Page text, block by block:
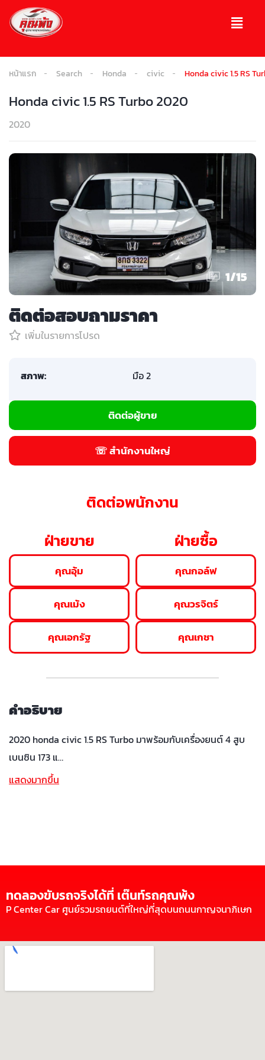
หน้าแรก Search Honda civic Honda civic 1.5 RS
Honda civic 1.5 RS Turbo 2020
2020
1/15
ติดต่อสอบถามราคา
เพิ่มในรายการโปรด
สภาพ: มือ 2
ติดต่อผู้ขาย
☏ สำนักงานใหญ่
ติดต่อพนักงาน
ฝ่ายขาย
คุณอุ้ม
คุณเม้ง
คุณเอกรัฐ
ฝ่ายซื้อ
คุณกอล์ฟ
คุณวรจิตร์
คุณเกชา
คำอธิบาย
2020 honda civic 1.5 RS Turbo มาพร้อมกับเครื่องยนต์ 4 สูบ
เบนซิน 173 แ…
แสดงมากขึ้น
ทดลองขับรถจริงได้ที่ เต๊นท์รถคุณพ้ง
P Center Car ศูนย์รวมรถยนต์ที่ใหญ่ที่สุดบนถนนกาญจนาภิเษก